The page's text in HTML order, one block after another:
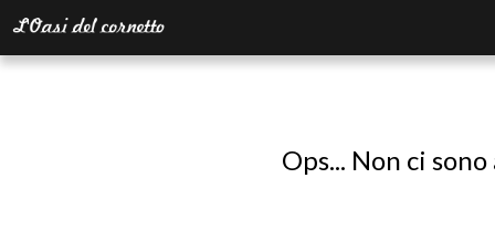
Ops... Non ci